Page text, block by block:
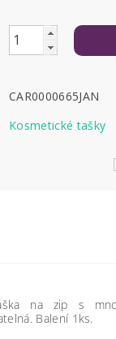
CAR0000665JAN
Kosmetické tašky
na zip s
Balení 1ks.